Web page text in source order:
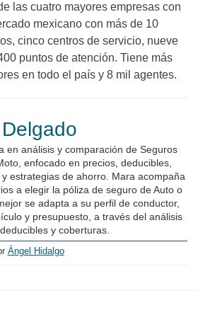
las cuatro mayores empresas con
mexicano con más de 10
cinco centros de servicio, nueve
puntos de atención. Tiene más
en todo el país y 8 mil agentes.
en análisis y comparación de Seguros
enfocado en precios, deducibles,
estrategias de ahorro. Mara acompaña
a elegir la póliza de seguro de Auto o
se adapta a su perfil de conductor,
y presupuesto, a través del análisis
y coberturas.
Ángel Hidalgo